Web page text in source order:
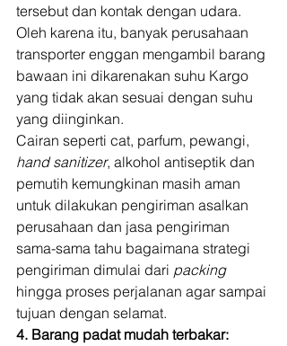
tersebut dan kontak dengan udara.
Oleh karena itu, banyak perusahaan
transporter enggan mengambil barang
bawaan ini dikarenakan suhu Kargo
yang tidak akan sesuai dengan suhu
yang diinginkan.
Cairan seperti cat, parfum, pewangi,
hand sanitizer, alkohol antiseptik dan
pemutih kemungkinan masih aman
untuk dilakukan pengiriman asalkan
perusahaan dan jasa pengiriman
sama-sama tahu bagaimana strategi
pengiriman dimulai dari packing
hingga proses perjalanan agar sampai
tujuan dengan selamat.
4. Barang padat mudah terbakar: